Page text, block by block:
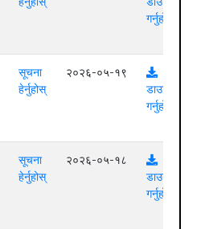
गर्नुहोस्
सूचना
हेर्नुहोस्
२०२६-०५-१९
डाउनलोड
गर्नुहोस्
सूचना
हेर्नुहोस्
२०२६-०५-१८
डाउनलोड
गर्नुहोस्